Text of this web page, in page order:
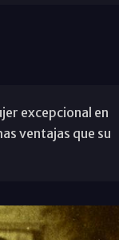
excepcional en
ventajas que su